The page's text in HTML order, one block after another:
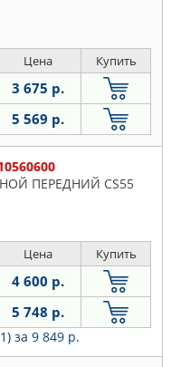
Цена Купить
3 675 р.
5 569 р.
ПЕРЕДНИЙ CS55
Цена Купить
4 600 р.
5 748 р.
за 9 849 р.